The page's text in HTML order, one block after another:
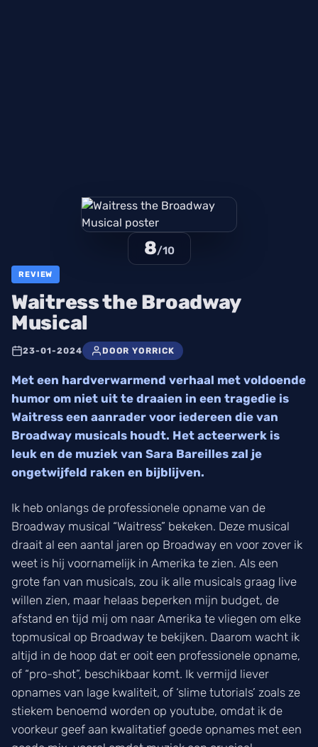
REVIEW
Waitress the Broadway
Musical
23-01-2024 DOOR YORRICK
8/10
Met een hardverwarmend verhaal met voldoende
humor om niet uit te draaien in een tragedie is
Waitress een aanrader voor iedereen die van
Broadway musicals houdt. Het acteerwerk is
leuk en de muziek van Sara Bareilles zal je
ongetwijfeld raken en bijblijven.
Ik heb onlangs de professionele opname van de
Broadway musical “Waitress” bekeken. Deze musical
draait al een aantal jaren op Broadway en voor zover ik
weet is hij voornamelijk in Amerika te zien. Als een
grote fan van musicals, zou ik alle musicals graag live
willen zien, maar helaas beperken mijn budget, de
afstand en tijd mij om naar Amerika te vliegen om elke
topmusical op Broadway te bekijken. Daarom wacht ik
altijd in de hoop dat er ooit een professionele opname,
of “pro-shot”, beschikbaar komt. Ik vermijd liever
opnames van lage kwaliteit, of ‘slime tutorials’ zoals ze
stiekem benoemd worden op youtube, omdat ik de
voorkeur geef aan kwalitatief goede opnames met een